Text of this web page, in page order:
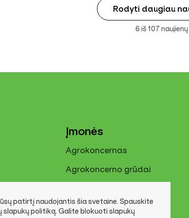
Rodyti daugiau
6 iš 107 naujienų
Įmonės
Agrokoncernas
Agrokoncerno grūdai
Agrokoncernas GDP
patirtį naudojantis šia svetaine. Spauskite
politiką. Galite blokuoti slapukų